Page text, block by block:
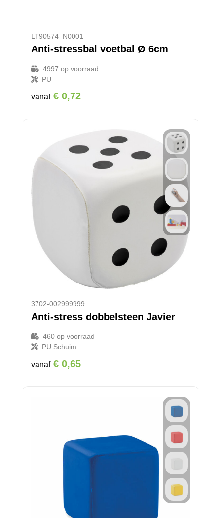
LT90574_N0001
Anti-stressbal voetbal Ø 6cm
4997 op voorraad
PU
vanaf € 0,72
3702-002999999
Anti-stress dobbelsteen Javier
460op voorraad
PU Schuim
vanaf € 0,65